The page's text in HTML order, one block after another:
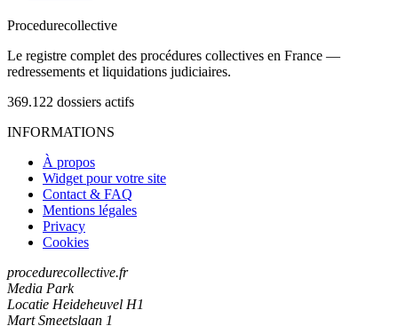
Procedurecollective
Le registre complet des procédures collectives en France —
redressements et liquidations judiciaires.
369.122 dossiers actifs
INFORMATIONS
À propos
Widget pour votre site
Contact & FAQ
Mentions légales
Privacy
Cookies
procedurecollective.fr
Media Park
Locatie Heideheuvel H1
Mart Smeetslaan 1